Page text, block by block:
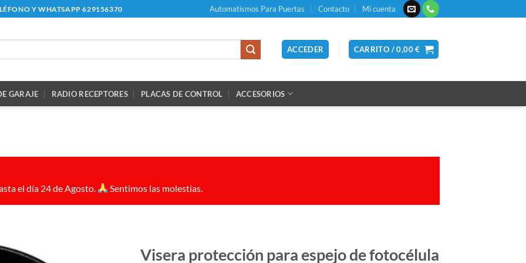
Y WHATSAPP 629156370 Automatismos Para Puertas Contacto Mi cuenta
ACCEDER CARRITO /0,00€
GARAJE RADIO RECEPTORES PLACAS DE CONTROL ACCESORIOS
el día 24 de Agosto.
Sentimos las molestias.
Visera protección para espejo de fotocélula